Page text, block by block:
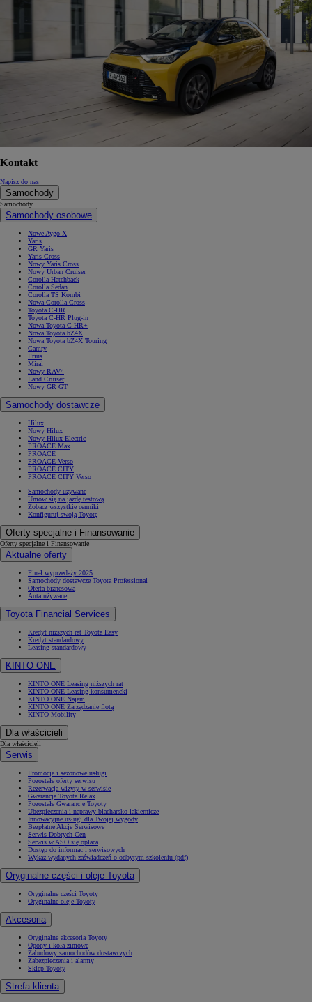
Kontakt
Napisz do nas
Samochody
Samochody
Samochody osobowe
Nowe Aygo X
Yaris
GR Yaris
Yaris Cross
Nowy Yaris Cross
Nowy Urban Cruiser
Corolla Hatchback
Corolla Sedan
Corolla TS Kombi
Nowa Corolla Cross
Toyota C-HR
Toyota C-HR Plug-in
Nowa Toyota C-HR+
Nowa Toyota bZ4X
Nowa Toyota bZ4X Touring
Camry
Prius
Mirai
Nowy RAV4
Land Cruiser
Nowy GR GT
Samochody dostawcze
Hilux
Nowy Hilux
Nowy Hilux Electric
PROACE Max
PROACE
PROACE Verso
PROACE CITY
PROACE CITY Verso
Samochody używane
Umów się na jazdę testową
Zobacz wszystkie cenniki
Konfiguruj swoją Toyotę
Oferty specjalne i Finansowanie
Oferty specjalne i Finansowanie
Aktualne oferty
Finał wyprzedaży 2025
Samochody dostawcze Toyota Professional
Oferta biznesowa
Auta używane
Toyota Financial Services
Kredyt niższych rat Toyota Easy
Kredyt standardowy
Leasing standardowy
KINTO ONE
KINTO ONE Leasing niższych rat
KINTO ONE Leasing konsumencki
KINTO ONE Najem
KINTO ONE Zarządzanie flotą
KINTO Mobility
Dla właścicieli
Dla właścicieli
Serwis
Promocje i sezonowe usługi
Pozostałe oferty serwisu
Rezerwacja wizyty w serwisie
Gwarancja Toyota Relax
Pozostałe Gwarancje Toyoty
Ubezpieczenia i naprawy blacharsko-lakiernicze
Innowacyjne usługi dla Twojej wygody
Bezpłatne Akcje Serwisowe
Serwis Dobrych Cen
Serwis w ASO się opłaca
Dostęp do informacji serwisowych
Wykaz wydanych zaświadczeń o odbytym szkoleniu (pdf)
Oryginalne części i oleje Toyota
Oryginalne części Toyoty
Oryginalne oleje Toyoty
Akcesoria
Oryginalne akcesoria Toyoty
Opony i koła zimowe
Zabudowy samochodów dostawczych
Zabezpieczenia i alarmy
Sklep Toyoty
Strefa klienta